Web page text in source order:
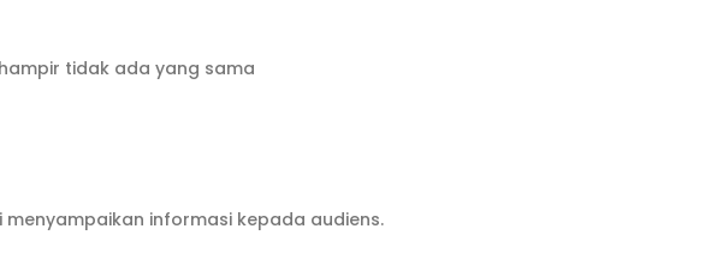
tidak ada yang sama
informasi kepada audiens.